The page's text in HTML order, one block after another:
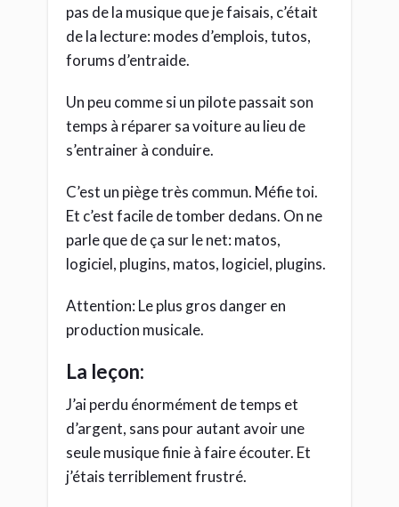
pas de la musique que je faisais, c’était
de la lecture: modes d’emplois, tutos,
forums d’entraide.
Un peu comme si un pilote passait son
temps à réparer sa voiture au lieu de
s’entrainer à conduire.
C’est un piège très commun. Méfie toi.
Et c’est facile de tomber dedans. On ne
parle que de ça sur le net: matos,
logiciel, plugins, matos, logiciel, plugins.
Attention: Le plus gros danger en
production musicale.
La leçon:
J’ai perdu énormément de temps et
d’argent, sans pour autant avoir une
seule musique finie à faire écouter. Et
j’étais terriblement frustré.